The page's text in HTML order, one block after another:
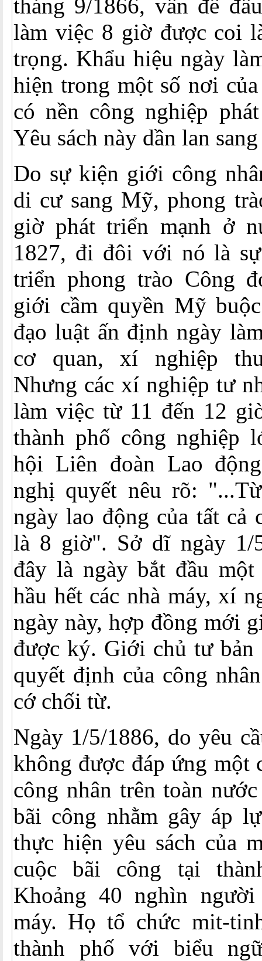
tháng 9/1866, vấn đề
làm việc 8 giờ được coi
trọng. Khẩu hiệu ngày
hiện trong một số nơi
có nền công nghiệp
Yêu sách này dần lan
Do sự kiện giới công
di cư sang Mỹ, phong
giờ phát triển mạnh ở
1827, đi đôi với nó là
triển phong trào Công
giới cầm quyền Mỹ
đạo luật ấn định ngày
cơ quan, xí nghiệp
Nhưng các xí nghiệp tư
làm việc từ 11 đến 12
thành phố công nghiệp
hội Liên đoàn Lao
nghị quyết nêu rõ:
ngày lao động của tất cả
là 8 giờ". Sở dĩ ngày 1/
đây là ngày bắt đầu
hầu hết các nhà máy, xí
ngày này, hợp đồng mới
được ký. Giới chủ tư bản
quyết định của công
cớ chối từ.
Ngày 1/5/1886, do yêu
không được đáp ứng một
công nhân trên toàn
bãi công nhằm gây áp
thực hiện yêu sách của
cuộc bãi công tại
Khoảng 40 nghìn
máy. Họ tổ chức mit-
thành phố với biểu